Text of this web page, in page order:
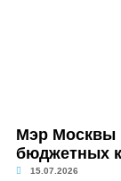
Мэр Москвы
бюджетных
15.07.2026